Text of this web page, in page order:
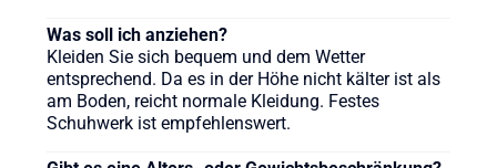
Was soll ich anziehen?
Kleiden Sie sich bequem und dem Wetter
entsprechend. Da es in der Höhe nicht kälter ist als
am Boden, reicht normale Kleidung. Festes
Schuhwerk ist empfehlenswert.